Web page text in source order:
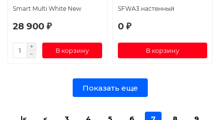
Smart Multi White New
28 900 ₽
В корзину
SFWA3 настенный
0 ₽
В корзину
Показать еще